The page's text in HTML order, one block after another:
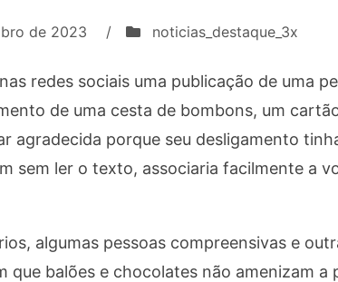
de 2023 / noticias_destaque_3x
redes sociais uma publicação de uma
de uma cesta de bombons, um
agradecida porque seu desligamento
sem ler o texto, associaria facilmente a
algumas pessoas compreensivas e
que balões e chocolates não amenizam a